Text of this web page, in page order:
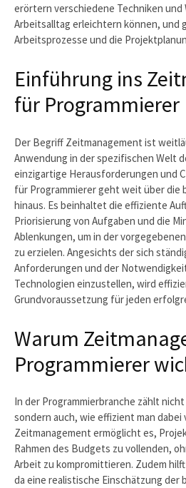
erörtern verschiedene Techniken und
Arbeitsalltag erleichtern können, und
Arbeitsprozesse und die
Einführung ins
für Programmierer
Der Begriff Zeitmanagement ist
Anwendung in der spezifischen Welt
einzigartige Herausforderungen und
für Programmierer geht weit über die
hinaus. Es beinhaltet die effiziente
Priorisierung von Aufgaben und die
Ablenkungen, um in der
zu erzielen. Angesichts der sich
Anforderungen und der
Technologien einzustellen, wird
Grundvoraussetzung für jeden
Warum
Programmierer
In der Programmierbranche zählt
sondern auch, wie effizient man dabei
Zeitmanagement ermöglicht es,
Rahmen des Budgets zu vollenden,
Arbeit zu kompromittieren. Zudem
da eine realistische Einschätzung